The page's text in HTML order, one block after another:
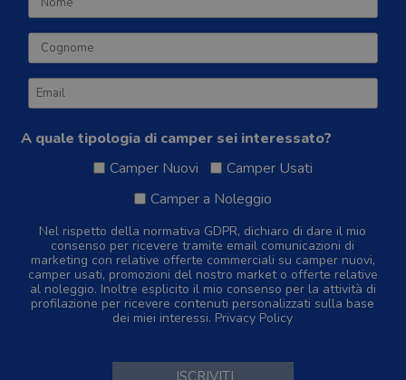
A quale tipologia di camper sei interessato?
Camper Nuovi
Camper Usati
Camper a Noleggio
Nel rispetto della normativa GDPR, dichiaro di dare il mio
consenso per ricevere tramite email comunicazioni di
marketing con relative offerte commerciali su camper nuovi,
camper usati, promozioni del nostro market o offerte relative
al noleggio. Inoltre esplicito il mio consenso per la attività di
profilazione per ricevere contenuti personalizzati sulla base
dei miei interessi. Privacy Policy